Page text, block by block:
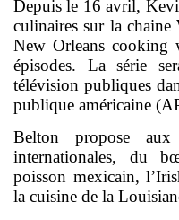
Depuis le 16 avril,
culinaires sur la
New Orleans
épisodes. La série
télévision publiques
publique américaine
Belton propose aux
internationales, du
poisson mexicain,
la cuisine de la